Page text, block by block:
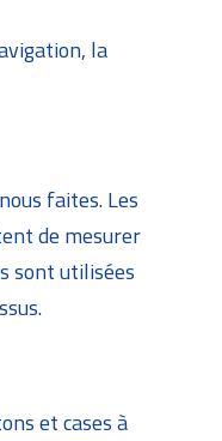
la
faites. Les
de mesurer
sont utilisées
et cases à